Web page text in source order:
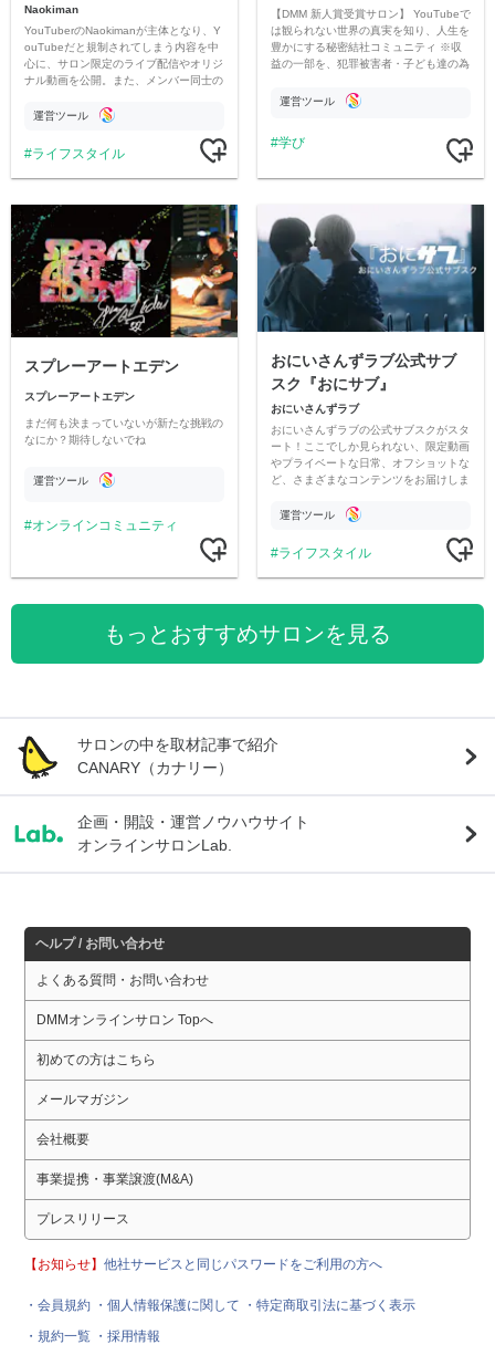
Naokiman
YouTuberのNaokimanが主体となり、Y
ouTubeだと規制されてしまう内容を中
心に、サロン限定のライブ配信やオリジ
ナル動画を公開。また、メンバー同士の
ただいています。
運営ツール
ライフスタイル
【DMM 新人賞受賞サロン】 YouTubeで
は観られない世界の真実を知り、人生を
豊かにする秘密結社コミュニティ ※収
益の一部を、犯罪被害者・子ども達の為
す運営ツール
学び
スプレーアートエデン
スプレーアートエデン
まだ何も決まっていないが新たな挑戦の
なにか？期待しないでね
運営ツール
オンラインコミュニティ
おにいさんずラブ公式サブ
スク『おにサブ』
おにいさんずラブ
おにいさんずラブの公式サブスクがスタ
ート！ここでしか見られない、限定動画
やプライベートな日常、オフショットな
ど、さまざまなコンテンツをお届けしま
運営ツール
ライフスタイル
もっとおすすめサロンを見る
サロンの中を取材記事で紹介
CANARY（カナリー）
企画・開設・運営ノウハウサイト
オンラインサロンLab.
ヘルプ / お問い合わせ
よくある質問・お問い合わせ
DMMオンラインサロン Topへ
初めての方はこちら
メールマガジン
会社概要
事業提携・事業譲渡(M&A)
プレスリリース
【お知らせ】他社サービスと同じパスワードをご利用の方へ
・会員規約 ・個人情報保護に関して
・特定商取引法に基づく表示
・規約一覧 ・採用情報